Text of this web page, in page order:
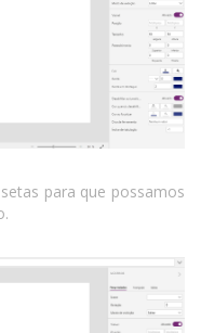
para que possamos